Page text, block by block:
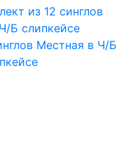
Местная в Ч/Б